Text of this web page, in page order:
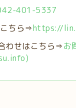
401-5337
ちら⇒https://
わせはこちら⇒お